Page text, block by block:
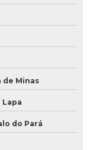
de Minas
Lapa
do Pará